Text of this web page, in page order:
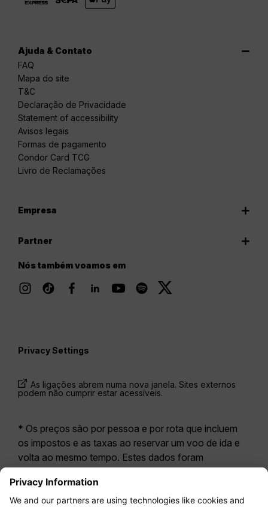
Ajuda & Contato
FAQ
Mapa do site
T&C
Declaração de Privacidade
Statement of accessibility
Avisos legais
Formas de pagamento
Condor Card TCG
Livro de Reclamações
Empresa
Partner
Nós também voamos em
Privacy Settings
As ligações abrem numa nova janela. Sites externos
podem não cumprir estar acessíveis.
* Os preços são por pessoa e por rota que incluem
os impostos e as taxas ao reservar um voo de ida e
volta ao mesmo tempo. Estes dados foram
estar atualizados. As tarifas apresentadas para a
Economy Class correspondem geralmente à